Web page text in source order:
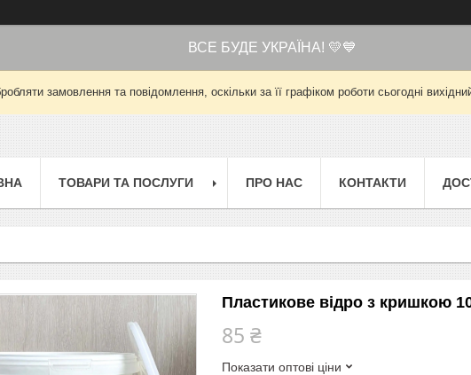
ВСЕ БУДЕ УКРАЇНА! 💛💙
замовлення та повідомлення, оскільки за її графіком роботи сьогодні
ТОВАРИ ТА ПОСЛУГИ ПРО НАС КОНТАКТИ
Пластикове відро з кришкою 10
85 ₴
Показати оптові ціни